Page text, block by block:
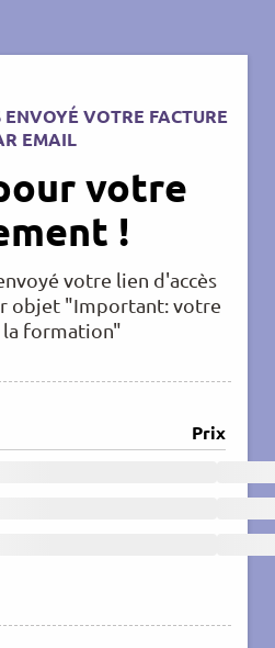
VOTRE FACTURE
EMAIL
votre
!
votre lien d'accès
objet "Important: votre
la formation"
Prix